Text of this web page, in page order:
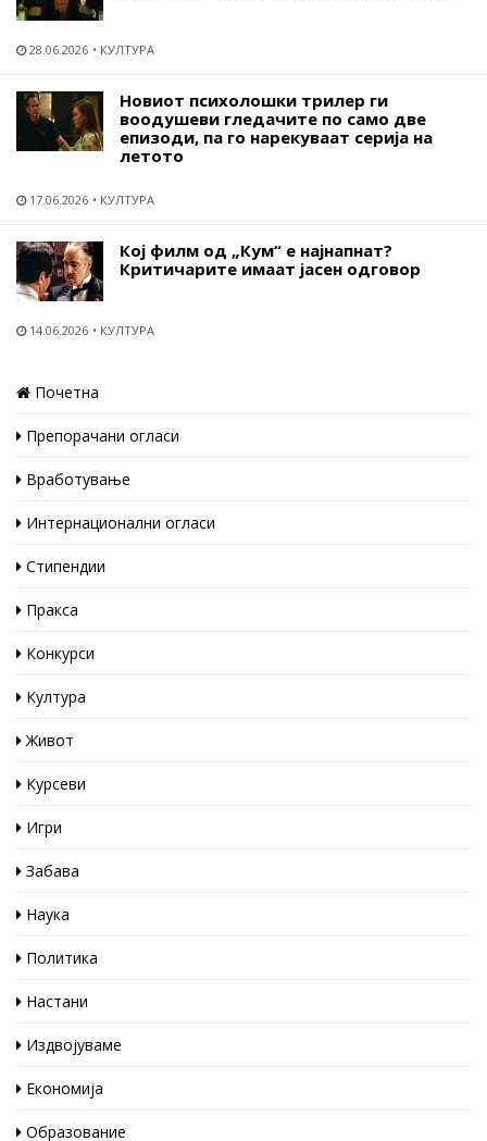
28.06.2026 КУЛТУРА
Новиот психолошки трилер ги
воодушеви гледачите по само две
епизоди, па го нарекуваат серија на
летото
17.06.2026 КУЛТУРА
Кој филм од „Кум“ е најнапнат?
Критичарите имаат јасен одговор
14.06.2026 КУЛТУРА
Почетна
Препорачани огласи
Вработување
Интернационални огласи
Стипендии
Пракса
Конкурси
Култура
Живот
Курсеви
Игри
Забава
Наука
Политика
Настани
Издвојуваме
Економија
Образование